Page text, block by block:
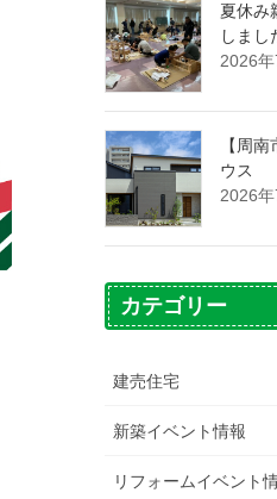
夏休み
しまし
2026
【周
ウス
2026
カテゴリー
建売住宅
新築イベント情報
リフォームイベント